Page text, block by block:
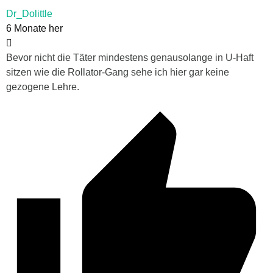
Dr_Dolittle
6 Monate her
Bevor nicht die Täter mindestens genausolange in U-Haft
sitzen wie die Rollator-Gang sehe ich hier gar keine
gezogene Lehre.